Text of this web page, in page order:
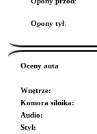
Opony tył:
Oceny auta
Wnętrze:
Komora silnika:
Audio:
Styl: